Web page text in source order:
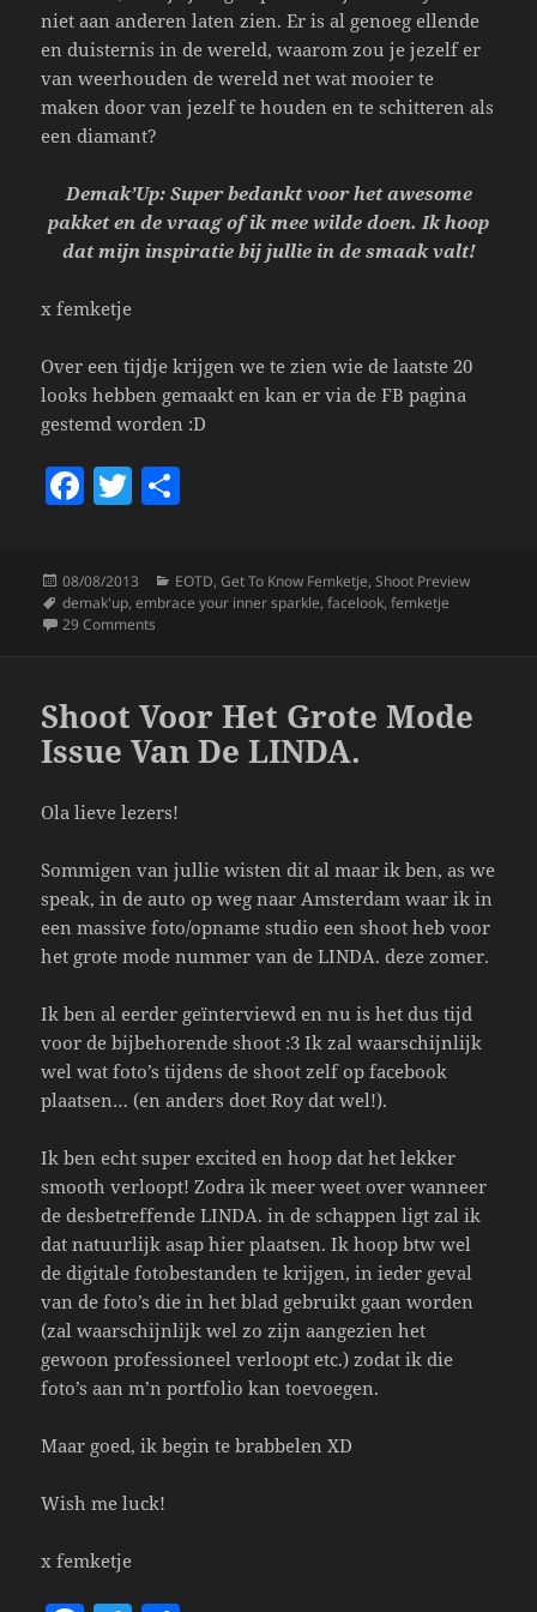
niet aan anderen laten zien. Er is al genoeg ellende
en duisternis in de wereld, waarom zou je jezelf er
van weerhouden de wereld net wat mooier te
maken door van jezelf te houden en te schitteren als
een diamant?
Demak’Up: Super bedankt voor het awesome
pakket en de vraag of ik mee wilde doen. Ik hoop
dat mijn inspiratie bij jullie in de smaak valt!
x femketje
Over een tijdje krijgen we te zien wie de laatste 20
looks hebben gemaakt en kan er via de FB pagina
gestemd worden :D
F
e
b
o
k
T
erre
Posted
on
08/08/2013 Categories
EOTD,Get To Know Femketje,Shoot Preview
Tags
demak'up,embrace your inner sparkle,facelook,femketje
29 Comments
Shoot Voor Het Grote Mode
Issue Van De LINDA.
Ola lieve lezers!
Sommigen van jullie wisten dit al maar ik ben, as we
speak, in de auto op weg naar Amsterdam waar ik in
een massive foto/opname studio een shoot heb voor
het grote mode nummer van de LINDA. deze zomer.
Ik ben al eerder geïnterviewd en nu is het dus tijd
voor de bijbehorende shoot :3 Ik zal waarschijnlijk
wel wat foto’s tijdens de shoot zelf op facebook
plaatsen… (en anders doet Roy dat wel!).
Ik ben echt super excited en hoop dat het lekker
smooth verloopt! Zodra ik meer weet over wanneer
de desbetreffende LINDA. in de schappen ligt zal ik
dat natuurlijk asap hier plaatsen. Ik hoop btw wel
de digitale fotobestanden te krijgen, in ieder geval
van de foto’s die in het blad gebruikt gaan worden
(zal waarschijnlijk wel zo zijn aangezien het
gewoon professioneel verloopt etc.) zodat ik die
foto’s aan m’n portfolio kan toevoegen.
Maar goed, ik begin te brabbelen XD
Wish me luck!
x femketje